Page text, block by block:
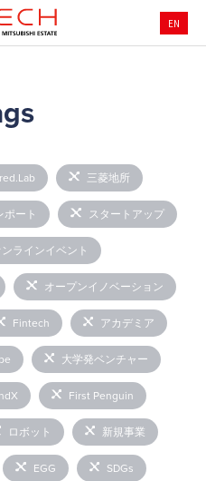
EN
三菱地所
ポート スタートアップ
ンラインイベント
オープンイノベーション
Fintech アカデミア
大学発ベンチャー
First Penguin
ロボット 新規事業
EGG SDGs